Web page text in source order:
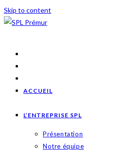
Skip to content
ACCUEIL
L’ENTREPRISE SPL
Présentation
Notre équipe